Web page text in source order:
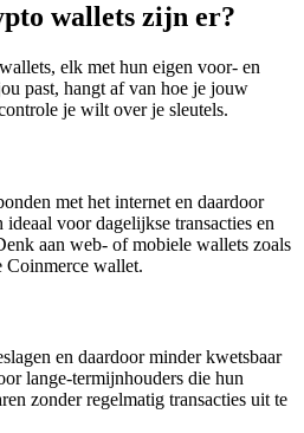
wallets zijn er?
elk met hun eigen voor- en
past, hangt af van hoe je jouw
je wilt over je sleutels.
met het internet en daardoor
voor dagelijkse transacties en
aan web- of mobiele wallets zoals
Coinmerce wallet.
en daardoor minder kwetsbaar
lange-termijnhouders die hun
zonder regelmatig transacties uit te